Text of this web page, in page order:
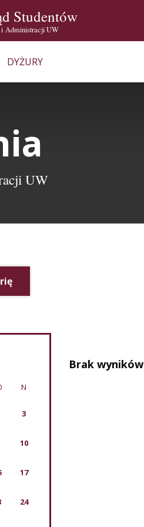
Studentów
i Administracji UW
DYŻURY
UW
N
3
10
17
24
Brak wyników